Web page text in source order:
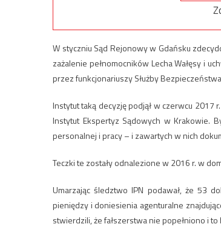
W styczniu Sąd Rejonowy w Gdańsku
zażalenie pełnomocników Lecha Wałęsy i
przez funkcjonariuszy Służby
Instytut taką decyzję podjął w czerwcu 2017
Instytut Ekspertyz Sądowych w Krakowie.
personalnej i pracy – i zawartych w nich
Teczki te zostały odnalezione w 2016 r. w
Umarzając śledztwo IPN podawał, że 53
pieniędzy i doniesienia agenturalne
stwierdzili, że fałszerstwa nie popełniono i